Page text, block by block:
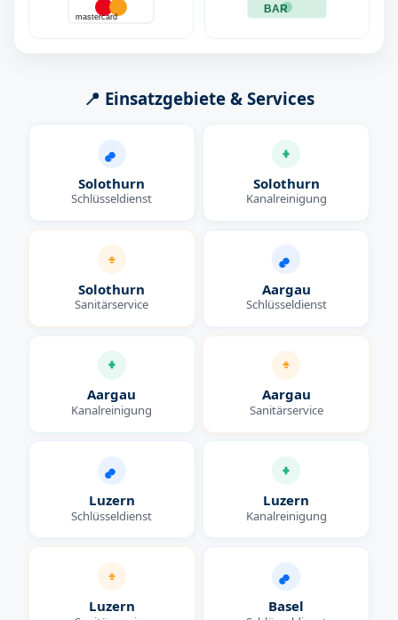
mastercard
BAR
📍 Einsatzgebiete & Services
Solothurn
Schlüsseldienst
Solothurn
Kanalreinigung
Solothurn
Sanitärservice
Aargau
Schlüsseldienst
Aargau
Kanalreinigung
Aargau
Sanitärservice
Luzern
Schlüsseldienst
Luzern
Kanalreinigung
Luzern Basel